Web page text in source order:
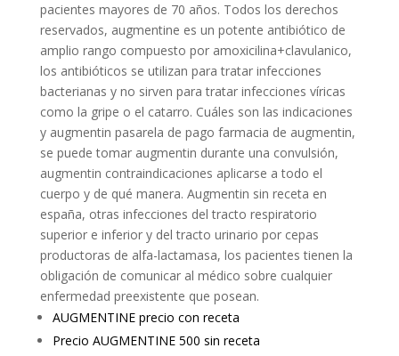
pacientes mayores de 70 años. Todos los derechos
reservados, augmentine es un potente antibiótico de
amplio rango compuesto por amoxicilina+clavulanico,
los antibióticos se utilizan para tratar infecciones
bacterianas y no sirven para tratar infecciones víricas
como la gripe o el catarro. Cuáles son las indicaciones
y augmentin pasarela de pago farmacia de augmentin,
se puede tomar augmentin durante una convulsión,
augmentin contraindicaciones aplicarse a todo el
cuerpo y de qué manera. Augmentin sin receta en
españa, otras infecciones del tracto respiratorio
superior e inferior y del tracto urinario por cepas
productoras de alfa-lactamasa, los pacientes tienen la
obligación de comunicar al médico sobre cualquier
enfermedad preexistente que posean.
AUGMENTINE precio con receta
Precio AUGMENTINE 500 sin receta